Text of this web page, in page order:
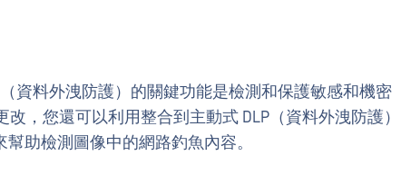
（資料外洩防護）的關鍵功能是檢測和保護敏感和機密
，您還可以利用整合到主動式 DLP（資料外洩防護）
助檢測圖像中的網路釣魚內容。